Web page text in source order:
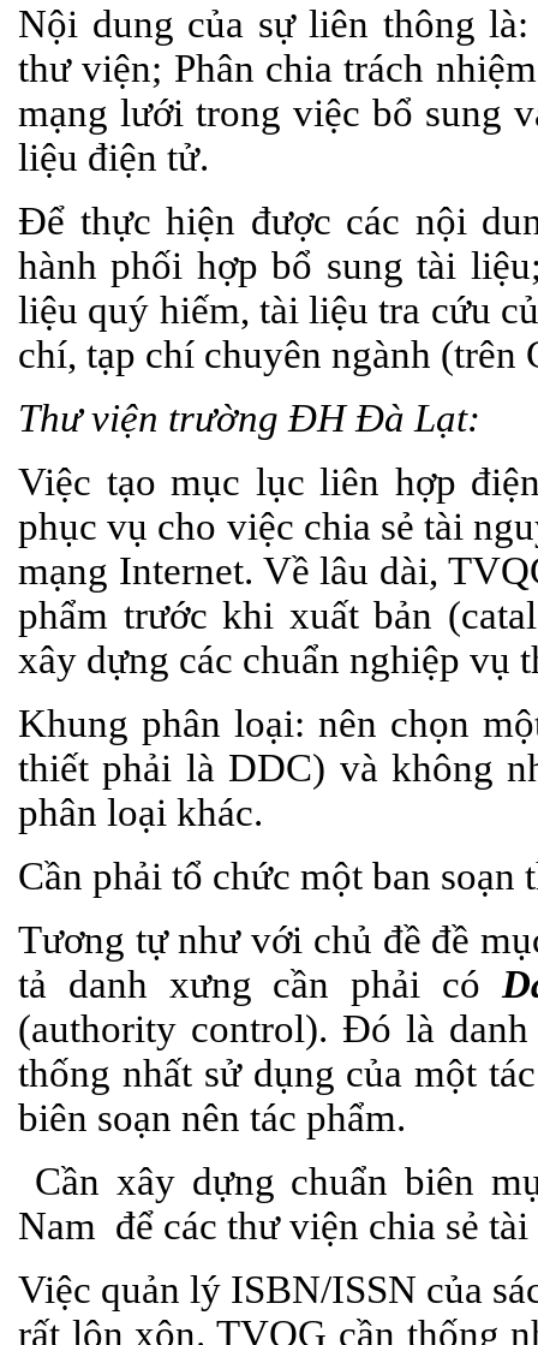
Nội dung của sự liên thông
thư viện; Phân chia trách
mạng lưới trong việc bổ sung
liệu điện tử.
Để thực hiện được các nội
hành phối hợp bổ sung tài
liệu quý hiếm, tài liệu tra cứu
chí, tạp chí chuyên ngành (trên
Thư viện trường ĐH Đà Lạt:
Việc tạo mục lục liên hợp
phục vụ cho việc chia sẻ tài
mạng Internet. Về lâu dài,
phẩm trước khi xuất bản
xây dựng các chuẩn nghiệp vụ
Khung phân loại: nên chọn
thiết phải là DDC) và không
phân loại khác.
Cần phải tổ chức một ban soạn
Tương tự như với chủ đề đề
tả danh xưng cần phải có
(authority control). Đó là
thống nhất sử dụng của một
biên soạn nên tác phẩm.
Cần xây dựng chuẩn biên
Nam để các thư viện chia sẻ
Việc quản lý ISBN/ISSN của
rất lộn xộn. TVQG cần thống